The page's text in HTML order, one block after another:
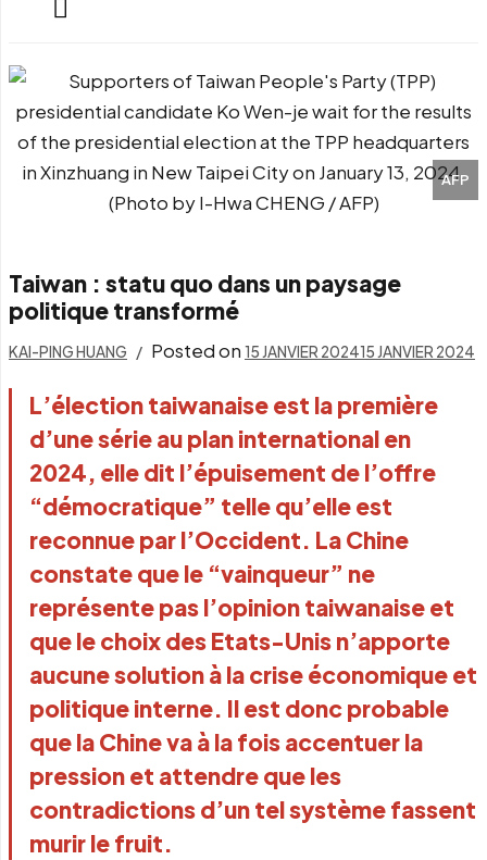
AFP
Taiwan : statu quo dans un paysage
politique transformé
KAI-PING HUANG Posted on 15 JANVIER 202415 JANVIER 2024
L’élection taiwanaise est la première
d’une série au plan international en
2024, elle dit l’épuisement de l’offre
“démocratique” telle qu’elle est
reconnue par l’Occident. La Chine
constate que le “vainqueur” ne
représente pas l’opinion taiwanaise et
que le choix des Etats-Unis n’apporte
aucune solution à la crise économique et
politique interne. Il est donc probable
que la Chine va à la fois accentuer la
pression et attendre que les
contradictions d’un tel système fassent
murir le fruit.